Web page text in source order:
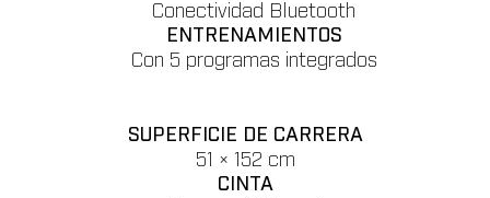
Conectividad Bluetooth
ENTRENAMIENTOS
Con 5 programas integrados
SUPERFICIE DE CARRERA
51 × 152 cm
CINTA